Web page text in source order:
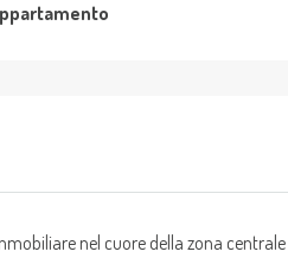
nel cuore della zona